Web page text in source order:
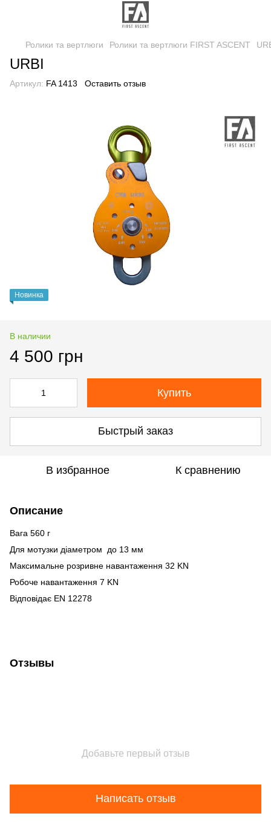
Ролики та вертлюги Ролики та вертлюги FIRST ASCENT
URBI
Артикул: FA 1413 Оставить отзыв
Новинка
В наличии
4 500 грн
Купить
Быстрый заказ
В избранное К сравнению
Описание
Вага 560 г
Для мотузки діаметром до 13 мм
Максимальне розривне навантаження 32 KN
Робоче навантаження 7 KN
Відповідає EN 12278
Отзывы
Добавьте первый отзыв
Написать отзыв